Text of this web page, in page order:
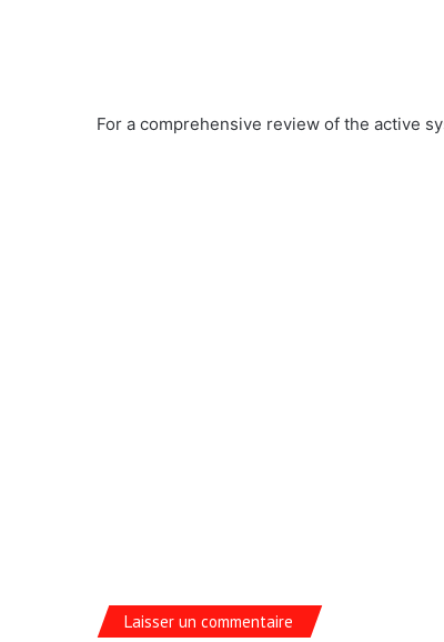
For a comprehensive review of the active
Laisser un commentaire